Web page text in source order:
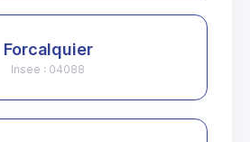
Forcalquier
Insee : 04088